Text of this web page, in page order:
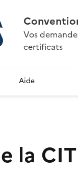
Vos
certificats
Aide
la